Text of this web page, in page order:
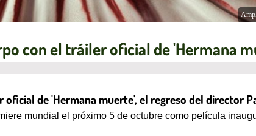
con el tráiler oficial de 'Hermana
de 'Hermana muerte', el regreso del director
mundial el próximo 5 de octubre como película